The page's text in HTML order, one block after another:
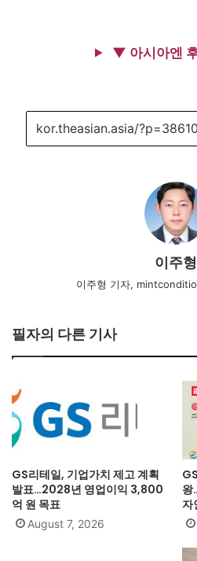
▼ 아시아엔
이주형
이주형 기자,
필자의 다른 기사
GS리테일, 기업가치 제고 계획
발표…2028년 영업이익 3,800
억 원 목표
August 7, 2026
왕
자